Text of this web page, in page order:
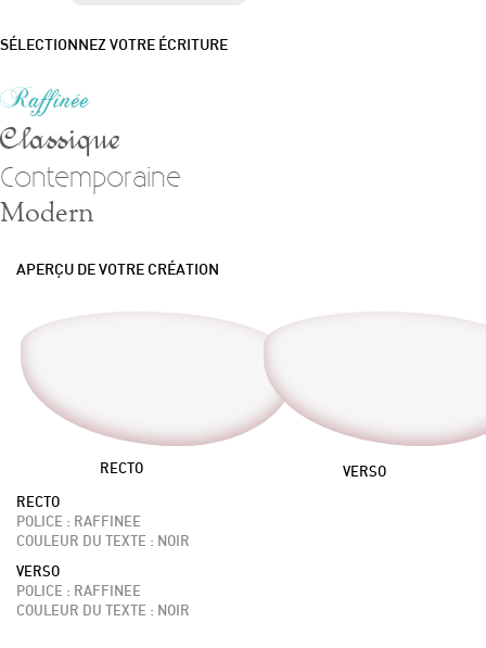
SÉLECTIONNEZ VOTRE ÉCRITURE
Raffinée
Classique
Contemporaine
Modern
APERÇU DE VOTRE CRÉATION
RECTO VERSO
RECTO
POLICE : RAFFINEE
COULEUR DU TEXTE : NOIR
VERSO
POLICE : RAFFINEE
COULEUR DU TEXTE : NOIR